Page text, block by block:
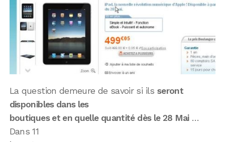
La question demeure de savoir si ils seront
disponibles dans les
boutiques et en quelle quantité dès le 28 Mai…
Dans 11